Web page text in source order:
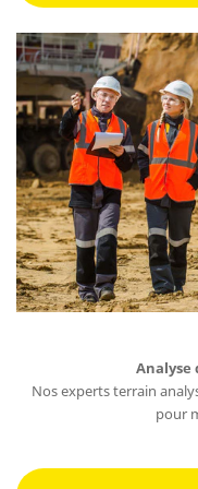
Analyse
Nos experts terrain
pour